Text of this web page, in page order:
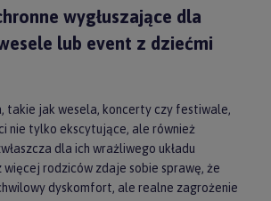
wygłuszające dla
lub event z dziećmi
takie jak wesela, koncerty czy festiwale,
nie tylko ekscytujące, ale również
dla ich wrażliwego układu
więcej rodziców zdaje sobie sprawę, że
dyskomfort, ale realne zagrożenie